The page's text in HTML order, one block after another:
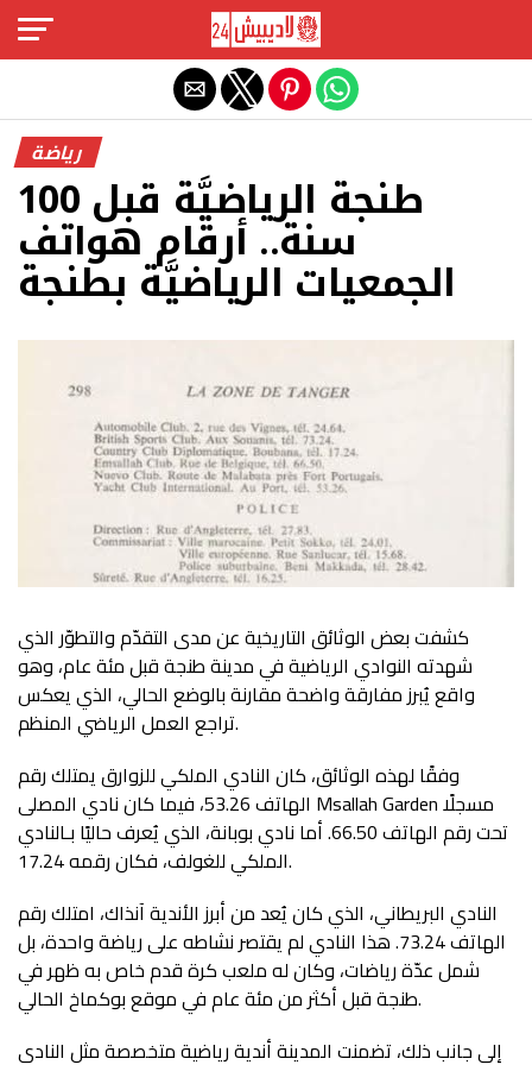
رياضة
طنجة الرياضيَّة قبل 100
سنة.. أرقام هواتف
الجمعيات الرياضيَّة بطنجة
كشفت بعض الوثائق التاريخية عن مدى التقدّم والتطوّر الذي
شهدته النوادي الرياضية في مدينة طنجة قبل مئة عام، وهو
واقع يُبرز مفارقة واضحة مقارنة بالوضع الحالي، الذي يعكس
تراجع العمل الرياضي المنظم.
وفقًا لهذه الوثائق، كان النادي الملكي للزوارق يمتلك رقم
الهاتف 53.26، فيما كان نادي المصلى Msallah Garden مسجلًا
تحت رقم الهاتف 66.50. أما نادي بوبانة، الذي يُعرف حاليًا بـالنادي
الملكي للغولف، فكان رقمه 17.24.
النادي البريطاني، الذي كان يُعد من أبرز الأندية آنذاك، امتلك رقم
الهاتف 73.24. هذا النادي لم يقتصر نشاطه على رياضة واحدة، بل
شمل عدّة رياضات، وكان له ملعب كرة قدم خاص به ظهر في
طنجة قبل أكثر من مئة عام في موقع بوكماخ الحالي.
إلى جانب ذلك، تضمنت المدينة أندية رياضية متخصصة مثل النادي
Exit mobile version